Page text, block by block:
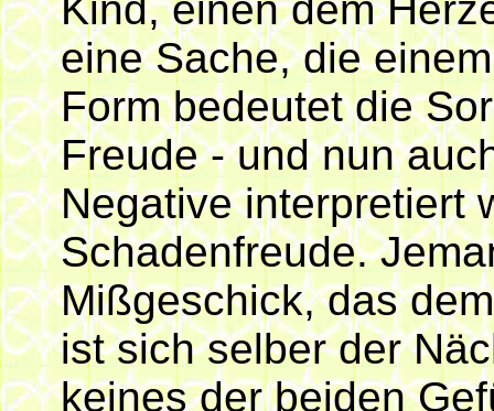
eine Sache, die
Form bedeutet die
Freude - und nun
Negative interpretiert
Schadenfreude.
Mißgeschick, das
ist sich selber der
keines der beiden